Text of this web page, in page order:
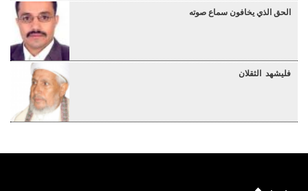
الحق الذي يخافون سماع صوته
فليشهد الثقلان